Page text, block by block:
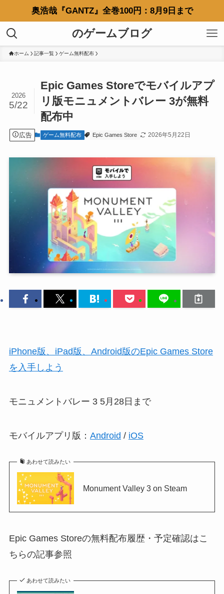
奥浩哉『GANTZ』全巻100円：8月9日まで
のゲームブログ
ホーム 記事一覧 ゲーム無料配布
Epic Games Storeでモバイルアプ
リ版モニュメントバレー 3が無料
配布中
2026
5/22
広告 ゲーム無料配布 Epic Games Store 2026年5月22日
iPhone版、iPad版、Android版のEpic Games Store
を入手しよう
モニュメントバレー 3 5月28日まで
モバイルアプリ版： Android / iOS
あわせて読みたい
Monument Valley 3 on Steam
Epic Games Storeの無料配布履歴・予定確認はこ
ちらの記事参照
あわせて読みたい